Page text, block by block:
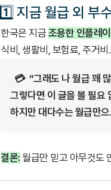
1️⃣ 지금 월급 외 부
한국은 지금 조용한 인플레
식비, 생활비, 보험료, 주거
💳 “그래도 나 월급 꽤
그렇다면 이 글을 볼 필요
하지만 대다수는 월급만
결론: 월급만 믿고 아무것도